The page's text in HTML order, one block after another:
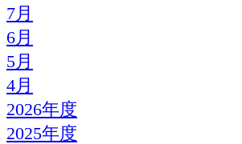
7月
6月
5月
4月
2026年度
2025年度